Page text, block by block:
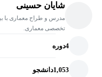
شایان حسینی
تخصصی معماری.
4دوره
1,053دانشجو